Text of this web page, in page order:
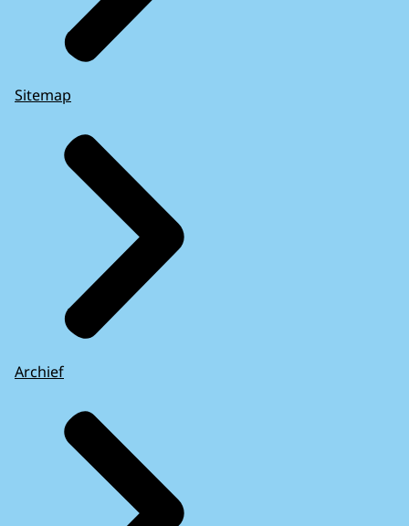
Sitemap
Archief